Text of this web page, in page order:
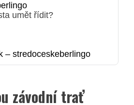
umět řídit?
– stredoceskeberlingo
závodní trať